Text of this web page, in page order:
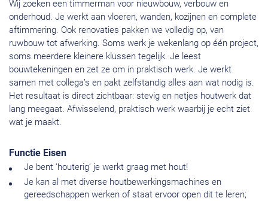
Wij zoeken een timmerman voor nieuwbouw, verbouw en
onderhoud. Je werkt aan vloeren, wanden, kozijnen en complete
aftimmering. Ook renovaties pakken we volledig op, van
ruwbouw tot afwerking. Soms werk je wekenlang op één project,
soms meerdere kleinere klussen tegelijk. Je leest
bouwtekeningen en zet ze om in praktisch werk. Je werkt
samen met collega’s en pakt zelfstandig alles aan wat nodig is.
Het resultaat is direct zichtbaar: stevig en netjes houtwerk dat
lang meegaat. Afwisselend, praktisch werk waarbij je echt ziet
wat je maakt.
Functie Eisen
Je bent ‘houterig’ je werkt graag met hout!
Je kan al met diverse houtbewerkingsmachines en
gereedschappen werken of staat ervoor open dit te leren;